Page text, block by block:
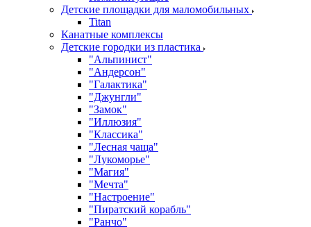
Детские площадки для маломобильных
Titan
Канатные комплексы
Детские городки из пластика
"Альпинист"
"Андерсон"
"Галактика"
"Джунгли"
"Замок"
"Иллюзия"
"Классика"
"Лесная чаща"
"Лукоморье"
"Магия"
"Мечта"
"Настроение"
"Пиратский корабль"
"Ранчо"